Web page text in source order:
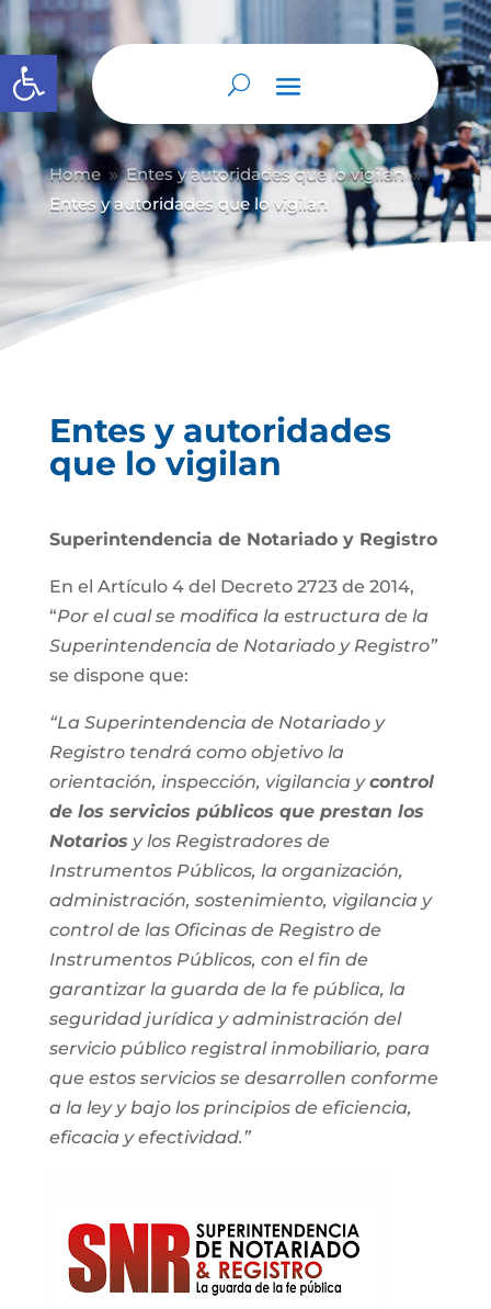
Abrir barra de herramientas
Home 9 Entes y autoridades que lo vigilan 9
Entes y autoridades que lo vigilan
Entes y autoridades
que lo vigilan
Superintendencia de Notariado y Registro
En el Artículo 4 del Decreto 2723 de 2014,
“Por el cual se modifica la estructura de la
Superintendencia de Notariado y Registro”
se dispone que:
“La Superintendencia de Notariado y
Registro tendrá como objetivo la
orientación, inspección, vigilancia ycontrol
de los servicios públicos que prestan los
Notarios y los Registradores de
Instrumentos Públicos, la organización,
administración, sostenimiento, vigilancia y
control de las Oficinas de Registro de
Instrumentos Públicos, con el fin de
garantizar la guarda de la fe pública, la
seguridad jurídica y administración del
servicio público registral inmobiliario, para
que estos servicios se desarrollen conforme
a la ley y bajo los principios de eficiencia,
eficacia y efectividad.”